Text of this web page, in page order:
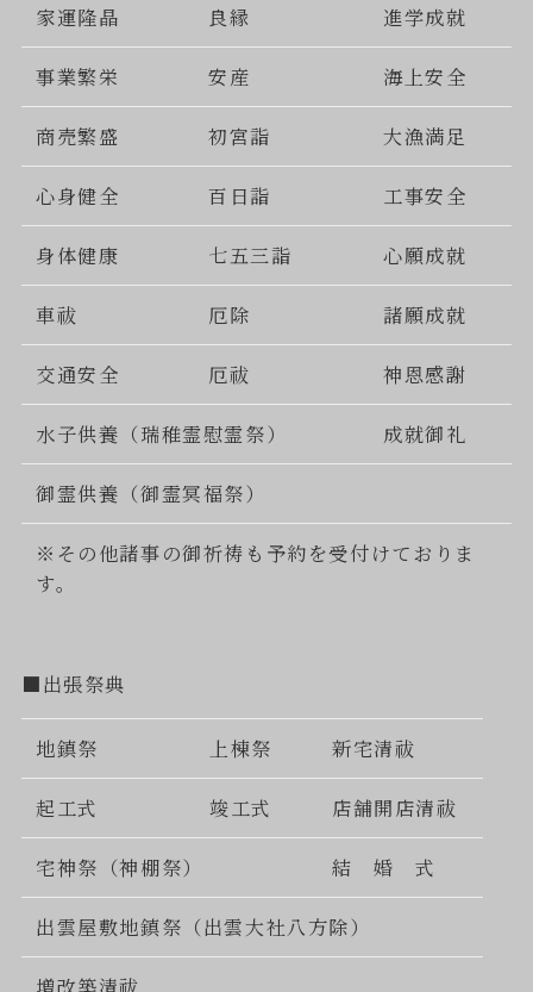
家運隆晶 良縁 進学成就
事業繁栄 安産 海上安全
商売繁盛 初宮詣 大漁満足
心身健全 百日詣 工事安全
身体健康 七五三詣 心願成就
車祓 厄除 諸願成就
交通安全 厄祓 神恩感謝
水子供養（瑞稚霊慰霊祭） 成就御礼
御霊供養（御霊冥福祭）
※その他諸事の御祈祷も予約を受付けておりま
す。
■出張祭典
地鎮祭 上棟祭 新宅清祓
起工式 竣工式 店舗開店清祓
宅神祭（神棚祭） 結 婚 式
出雲屋敷地鎮祭（出雲大社八方除）